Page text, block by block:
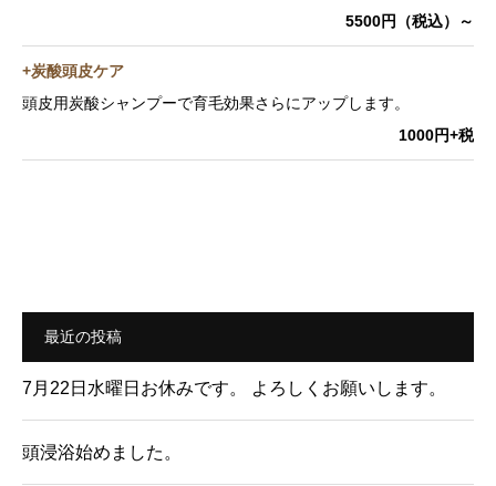
5500円（税込）～
+炭酸頭皮ケア
頭皮用炭酸シャンプーで育毛効果さらにアップします。
1000円+税
最近の投稿
7月22日水曜日お休みです。 よろしくお願いします。
頭浸浴始めました。